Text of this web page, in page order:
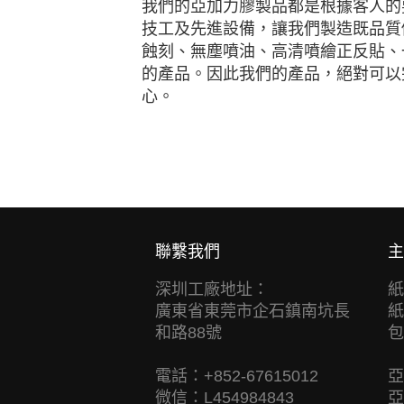
我們的亞加力膠製品都是根據客人
技工及先進設備，讓我們製造既品
蝕刻、無塵噴油、高清噴繪正反貼
的產品。因此我們的產品，絕對可
心。
聯繫我們
深圳工廠地址：
廣東省東莞市企石鎮南坑長
和路88號
電話：+852-67615012
微信：L454984843